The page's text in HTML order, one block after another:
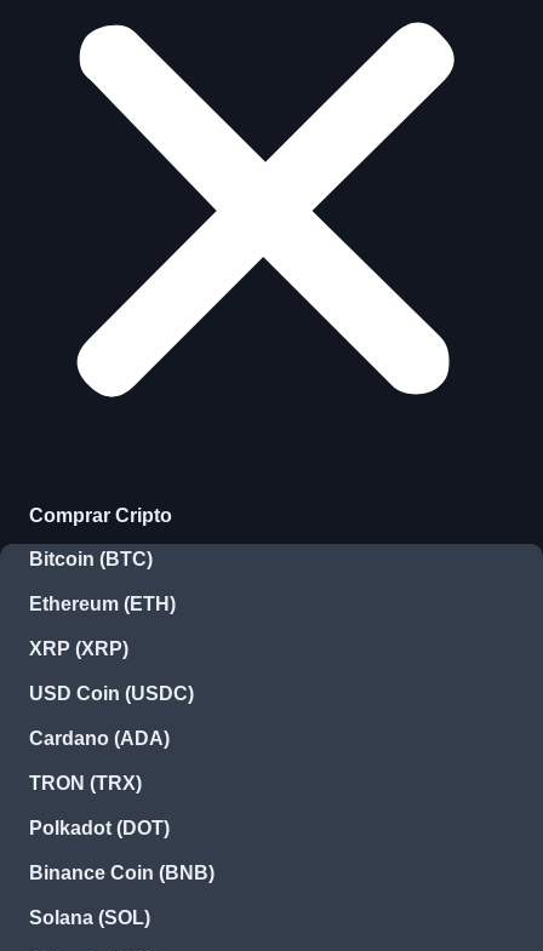
Comprar Cripto
Bitcoin (BTC)
Ethereum (ETH)
XRP (XRP)
USD Coin (USDC)
Cardano (ADA)
TRON (TRX)
Polkadot (DOT)
Binance Coin (BNB)
Solana (SOL)